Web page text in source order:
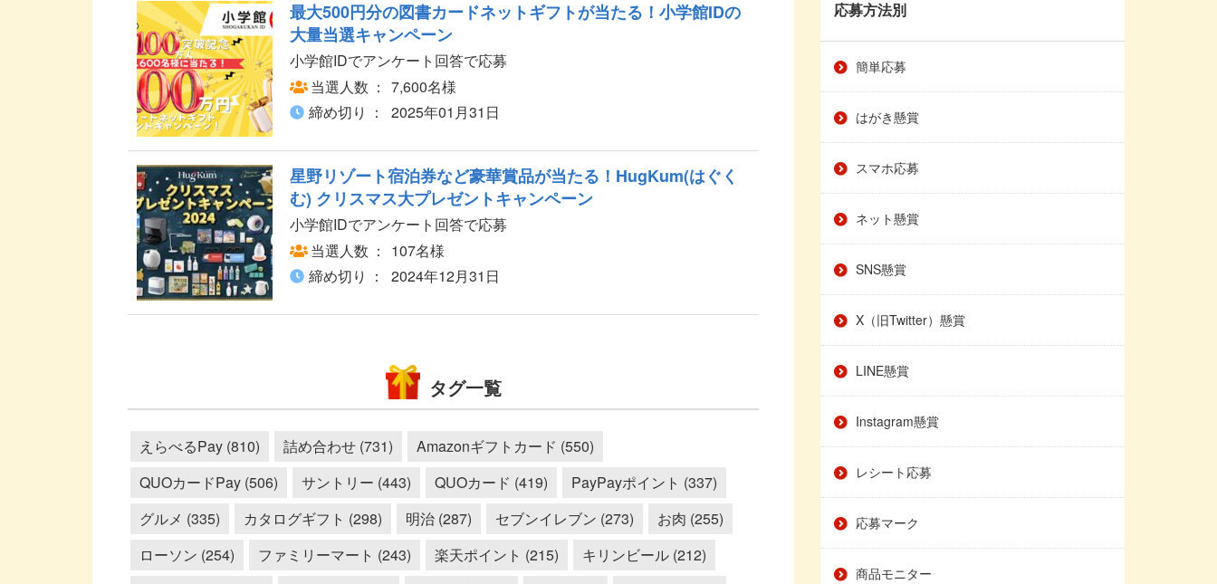
最大500円分の図書カードネットギフトが当たる！小学館IDの
大量当選キャンペーン
小学館IDでアンケート回答で応募
当選人数
7,600名様
締め切り
2025年01月31日
星野リゾート宿泊券など豪華賞品が当たる！HugKum(はぐく
む) クリスマス大プレゼントキャンペーン
小学館IDでアンケート回答で応募
当選人数
107名様
締め切り
2024年12月31日
タグ一覧
えらべるPay (810) 詰め合わせ (731)
Amazonギフトカード (550)
QUOカードPay (506)
サントリー (443) QUOカード (419)
PayPayポイント (337)
グルメ (335)
カタログギフト (298) 明治 (287) セブンイレブン (273)
お肉 (255)
ローソン (254)
ファミリーマート (243) 楽天ポイント (215)
キリンビール (212)
応募方法別
簡単応募
はがき懸賞
スマホ応募
ネット懸賞
SNS懸賞
X（旧Twitter）懸賞
LINE懸賞
Instagram懸賞
レシート応募
応募マーク
商品モニター